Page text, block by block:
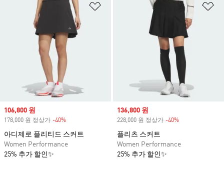
위시리스트 담기
Sale price
106,800 원
178,000 원 정상가 -40%
아디제로 플리티드 스커트
Women Performance
25% 추가 할인✨
Sale price
136,800 원
228,000 원 정상가 -40%
플리츠 스커트
Women Performance
25% 추가 할인✨